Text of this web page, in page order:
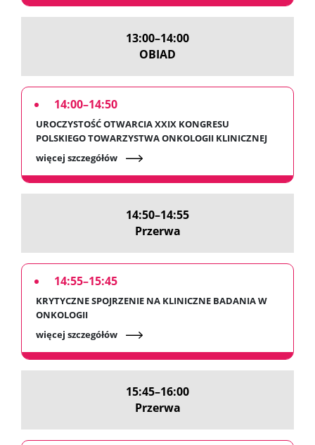
13:00–14:00
OBIAD
14:00–14:50
UROCZYSTOŚĆ OTWARCIA XXIX KONGRESU
POLSKIEGO TOWARZYSTWA ONKOLOGII KLINICZNEJ
więcej szczegółów
14:50–14:55
Przerwa
14:55–15:45
KRYTYCZNE SPOJRZENIE NA KLINICZNE BADANIA W
ONKOLOGII
więcej szczegółów
15:45–16:00
Przerwa